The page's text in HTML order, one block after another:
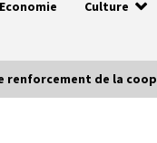
Economie Culture
renforcement de la